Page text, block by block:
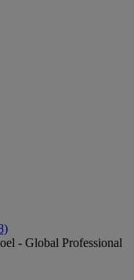
- Global Professional